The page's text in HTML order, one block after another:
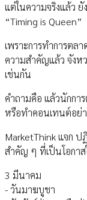
แต่ในความจริงแล้ว
“Timing is Queen”
เพราะการทำการตล
ความสำคัญแล้ว จังห
เช่นกัน
คำถามคือ แล้วนักกา
หรือทำคอนเทนต์อย่า
MarketThink แจก
สำคัญ ๆ ที่เป็นโอกา
3 มีนาคม
- วันมาฆบูชา